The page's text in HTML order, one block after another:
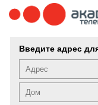
Введите адрес